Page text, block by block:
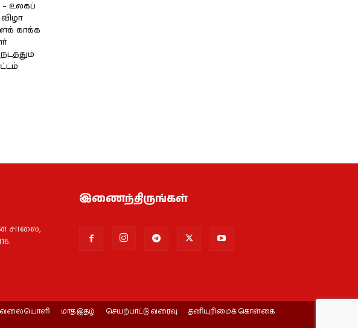
உலகப்
காக்க
சாலை,
இணைந்திருங்கள்
வலையொளி மாத இதழ் செயற்பாட்டு வரைவு
தனியுரிமைக் கொள்கை